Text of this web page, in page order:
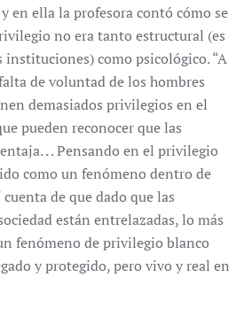
en ella la profesora contó cómo se
no era tanto estructural (es
como psicológico. “A
de voluntad de los hombres
demasiados privilegios en el
pueden reconocer que las
. . Pensando en el privilegio
como un fenómeno dentro de
de que dado que las
están entrelazadas, lo más
fenómeno de privilegio blanco
y protegido, pero vivo y real en